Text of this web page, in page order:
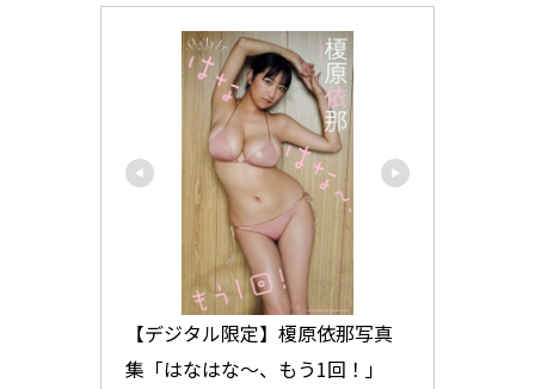
【デジタル限定】榎原依那写真
集「はなはな～、もう1回！」